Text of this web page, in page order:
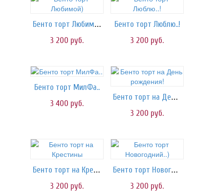
Бенто торт Любимой)
3 200 руб.
Бенто торт Люблю..!
3 200 руб.
Бенто торт МилФа..
3 400 руб.
Бенто торт на День рождения!
3 200 руб.
Бенто торт на Крестины
3 200 руб.
Бенто торт Новогодний..)
3 200 руб.